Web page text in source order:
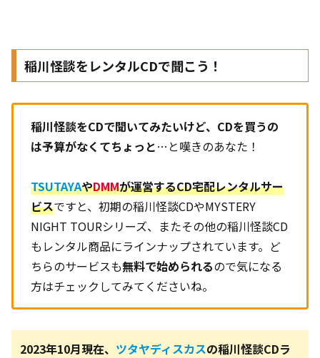
稲川怪談をレンタルCDで聞こう！
稲川怪談をCDで聞いてみたいけど、CDを買うの
は予算がなくてちょっと…と嘆きのあなた！
TSUTAYAやDMMが運営するCD宅配レンタルサー
ビスですと、初期の稲川怪談CDやMYSTERY
NIGHT TOURシリーズ、またその他の稲川怪談CD
もレンタル商品にラインナップされています。ど
ちらのサービスも無料で始められるので気になる
方はチェックしてみてくださいね。
2023年10月現在、 ツタヤディスカスの稲川怪談CDラ